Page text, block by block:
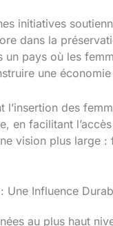
initiatives
dans la
un pays où les
une
l’insertion des
en facilitant
vision plus large
Une Influence
au plus haut